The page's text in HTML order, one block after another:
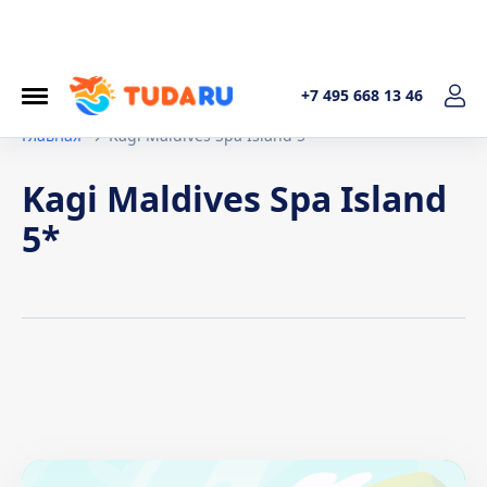
+7 495 668 13 46
Главная
Kagi Maldives Spa Island 5*
Kagi Maldives Spa Island
5*
безопасности персональных данных, предпринимаемые